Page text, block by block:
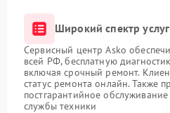
Широкий спектр услуг
Сервисный центр Asko
всей РФ, бесплатную
включая срочный ремонт.
статус ремонта онлайн. Также
постгарантийное
службы техники